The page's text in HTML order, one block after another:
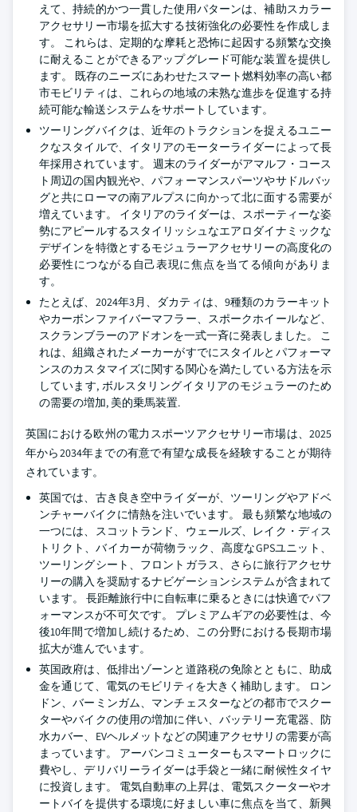
えて、持続的かつ一貫した使用パターンは、補助スカラー
アクセサリー市場を拡大する技術強化の必要性を作成しま
す。 これらは、定期的な摩耗と恐怖に起因する頻繁な交換
に耐えることができるアップグレード可能な装置を提供し
ます。 既存のニーズにあわせたスマート燃料効率の高い都
市モビリティは、これらの地域の未熟な進歩を促進する持
続可能な輸送システムをサポートしています。
ツーリングバイクは、近年のトラクションを捉えるユニー
クなスタイルで、イタリアのモーターライダーによって長
年採用されています。 週末のライダーがアマルフ・コース
ト周辺の国内観光や、パフォーマンスパーツやサドルバッ
グと共にローマの南アルプスに向かって北に面する需要が
増えています。 イタリアのライダーは、スポーティーな姿
勢にアピールするスタイリッシュなエアロダイナミックな
デザインを特徴とするモジュラーアクセサリーの高度化の
必要性につながる自己表現に焦点を当てる傾向がありま
す。
たとえば、2024年3月、ダカティは、9種類のカラーキット
やカーボンファイバーマフラー、スポークホイールなど、
スクランブラーのアドオンを一式一斉に発表しました。 こ
れは、組織されたメーカーがすでにスタイルとパフォーマ
ンスのカスタマイズに関する関心を満たしている方法を示
しています, ボルスタリングイタリアのモジュラーのため
の需要の増加, 美的乗馬装置.
英国における欧州の電力スポーツアクセサリー市場は、2025
年から2034年までの有意で有望な成長を経験することが期待
されています。
英国では、古き良き空中ライダーが、ツーリングやアドベ
ンチャーバイクに情熱を注いでいます。 最も頻繁な地域の
一つには、スコットランド、ウェールズ、レイク・ディス
トリクト、バイカーが荷物ラック、高度なGPSユニット、
ツーリングシート、フロントガラス、さらに旅行アクセサ
リーの購入を奨励するナビゲーションシステムが含まれて
います。 長距離旅行中に自転車に乗るときには快適でパフ
ォーマンスが不可欠です。 プレミアムギアの必要性は、今
後10年間で増加し続けるため、この分野における長期市場
拡大が進んでいます。
英国政府は、低排出ゾーンと道路税の免除とともに、助成
金を通じて、電気のモビリティを大きく補助します。 ロン
ドン、バーミンガム、マンチェスターなどの都市でスクー
ターやバイクの使用の増加に伴い、バッテリー充電器、防
水カバー、EVヘルメットなどの関連アクセサリの需要が高
まっています。 アーバンコミューターもスマートロックに
費やし、デリバリーライダーは手袋と一緒に耐候性タイヤ
に投資します。 電気自動車の上昇は、電気スクーターやオ
ートバイを提供する環境に好ましい車に焦点を当て、新興